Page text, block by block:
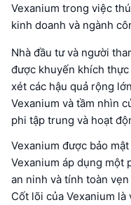
Vexanium trong việc
kinh doanh và ngành
Nhà đầu tư và người
được khuyến khích
xét các hậu quả rộng
Vexanium và tầm nhìn
phi tập trung và hoạt
Vexanium được bảo
Vexanium áp dụng một
an ninh và tính toàn
Cốt lõi của Vexanium